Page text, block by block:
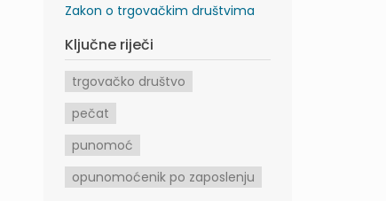
Zakon o trgovačkim društvima
Ključne riječi
trgovačko društvo
pečat
punomoć
opunomoćenik po zaposlenju